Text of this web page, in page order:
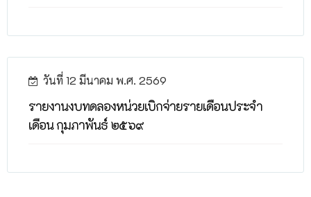
วันที่ 12 มีนาคม พ.ศ. 2569
รายงานงบทดลองหน่วยเบิกจ่ายรายเดือนประจำ
เดือน กุมภาพันธ์ ๒๕๖๙